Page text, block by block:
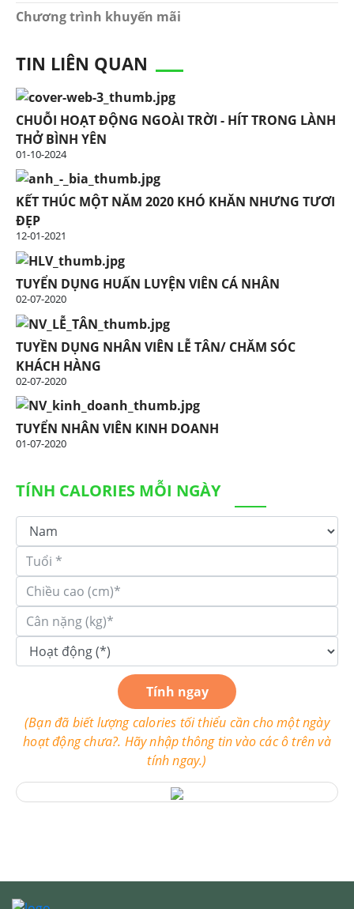
Chương trình khuyến mãi
TIN LIÊN QUAN
CHUỖI HOẠT ĐỘNG NGOÀI TRỜI - HÍT TRONG LÀNH
THỞ BÌNH YÊN
01-10-2024
KẾT THÚC MỘT NĂM 2020 KHÓ KHĂN NHƯNG TƯƠI
ĐẸP
12-01-2021
TUYỂN DỤNG HUẤN LUYỆN VIÊN CÁ NHÂN
02-07-2020
TUYỀN DỤNG NHÂN VIÊN LỄ TÂN/ CHĂM SÓC
KHÁCH HÀNG
02-07-2020
TUYỂN NHÂN VIÊN KINH DOANH
01-07-2020
TÍNH CALORIES MỖI NGÀY
Tính ngay
(Bạn đã biết lượng calories tối thiểu cần cho một ngày
hoạt động chưa?. Hãy nhập thông tin vào các ô trên và
tính ngay.)